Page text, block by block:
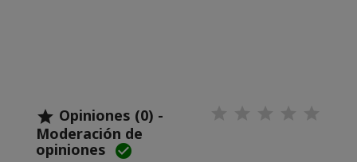
 Opiniones (0) -
Moderación de
opiniones 